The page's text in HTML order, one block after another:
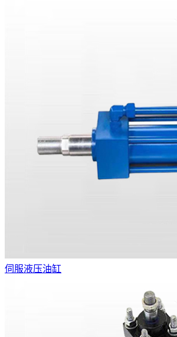
伺服液压油缸